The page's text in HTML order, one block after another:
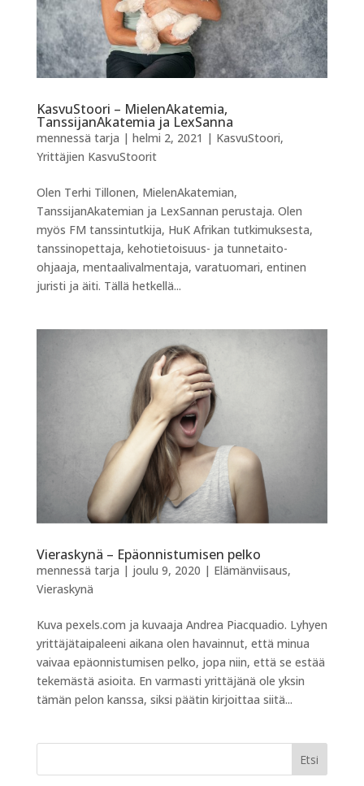
KasvuStoori – MielenAkatemia,
TanssijanAkatemia ja LexSanna
mennessä tarja | helmi 2, 2021 | KasvuStoori,
Yrittäjien KasvuStoorit
Olen Terhi Tillonen, MielenAkatemian,
TanssijanAkatemian ja LexSannan perustaja. Olen
myös FM tanssintutkija, HuK Afrikan tutkimuksesta,
tanssinopettaja, kehotietoisuus- ja tunnetaito-
ohjaaja, mentaalivalmentaja, varatuomari, entinen
juristi ja äiti. Tällä hetkellä...
Vieraskynä – Epäonnistumisen pelko
mennessä tarja | joulu 9, 2020 | Elämänviisaus,
Vieraskynä
Kuva pexels.com ja kuvaaja Andrea Piacquadio. Lyhyen
yrittäjätaipaleeni aikana olen havainnut, että minua
vaivaa epäonnistumisen pelko, jopa niin, että se estää
tekemästä asioita. En varmasti yrittäjänä ole yksin
tämän pelon kanssa, siksi päätin kirjoittaa siitä...
Etsi